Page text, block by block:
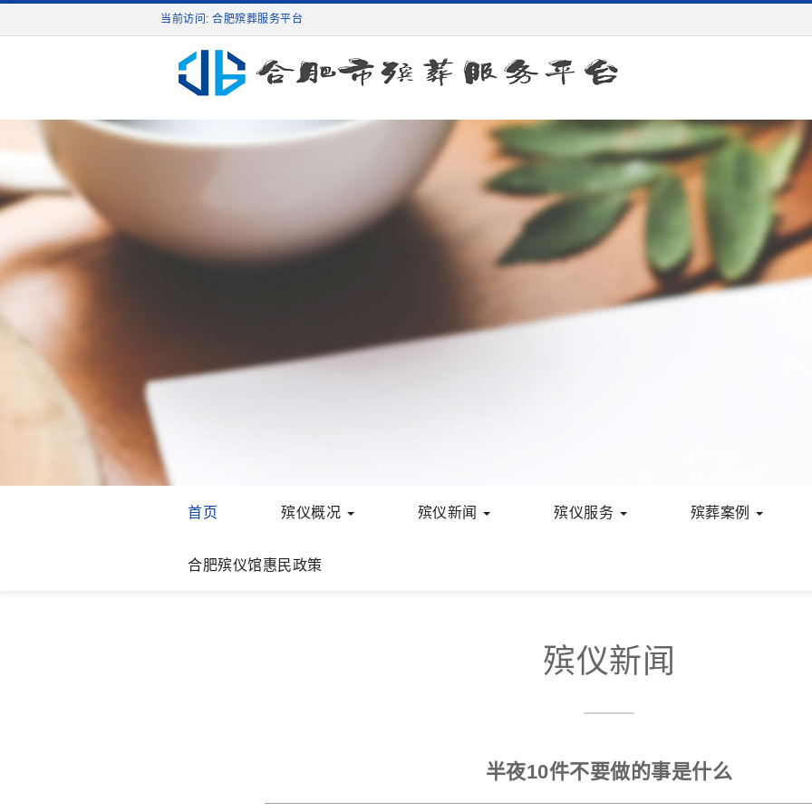
当前访问: 合肥殡葬服务平台
首页 殡仪概况 殡仪新闻 殡仪服务 殡葬案例
合肥殡仪馆惠民政策
殡仪新闻
半夜10件不要做的事是什么